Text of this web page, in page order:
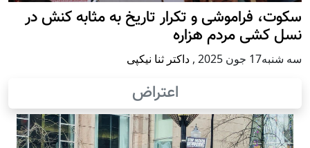
سکوت، فراموشی و تکرار تاريخ به مثابه کنش در
نسل کشی مردم هزاره
سه شنبه17 جون 2025 , داکتر ثنا نیکپی
اعتراض